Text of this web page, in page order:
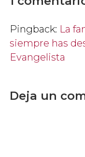
Pingback: La
siempre has
Evangelista
Deja un